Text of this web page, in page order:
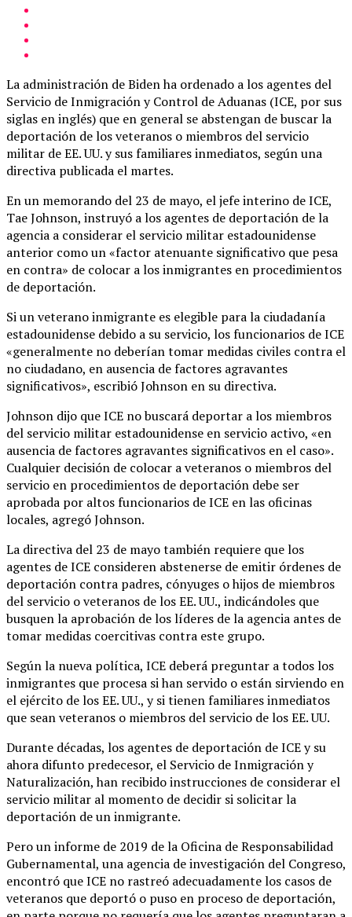
La administración de Biden ha ordenado a los agentes del
Servicio de Inmigración y Control de Aduanas (ICE, por sus
siglas en inglés) que en general se abstengan de buscar la
deportación de los veteranos o miembros del servicio
militar de EE. UU. y sus familiares inmediatos, según una
directiva publicada el martes.
En un memorando del 23 de mayo, el jefe interino de ICE,
Tae Johnson, instruyó a los agentes de deportación de la
agencia a considerar el servicio militar estadounidense
anterior como un «factor atenuante significativo que pesa
en contra» de colocar a los inmigrantes en procedimientos
de deportación.
Si un veterano inmigrante es elegible para la ciudadanía
estadounidense debido a su servicio, los funcionarios de ICE
«generalmente no deberían tomar medidas civiles contra el
no ciudadano, en ausencia de factores agravantes
significativos», escribió Johnson en su directiva.
Johnson dijo que ICE no buscará deportar a los miembros
del servicio militar estadounidense en servicio activo, «en
ausencia de factores agravantes significativos en el caso».
Cualquier decisión de colocar a veteranos o miembros del
servicio en procedimientos de deportación debe ser
aprobada por altos funcionarios de ICE en las oficinas
locales, agregó Johnson.
La directiva del 23 de mayo también requiere que los
agentes de ICE consideren abstenerse de emitir órdenes de
deportación contra padres, cónyuges o hijos de miembros
del servicio o veteranos de los EE. UU., indicándoles que
busquen la aprobación de los líderes de la agencia antes de
tomar medidas coercitivas contra este grupo.
Según la nueva política, ICE deberá preguntar a todos los
inmigrantes que procesa si han servido o están sirviendo en
el ejército de los EE. UU., y si tienen familiares inmediatos
que sean veteranos o miembros del servicio de los EE. UU.
Durante décadas, los agentes de deportación de ICE y su
ahora difunto predecesor, el Servicio de Inmigración y
Naturalización, han recibido instrucciones de considerar el
servicio militar al momento de decidir si solicitar la
deportación de un inmigrante.
Pero un informe de 2019 de la Oficina de Responsabilidad
Gubernamental, una agencia de investigación del Congreso,
encontró que ICE no rastreó adecuadamente los casos de
veteranos que deportó o puso en proceso de deportación,